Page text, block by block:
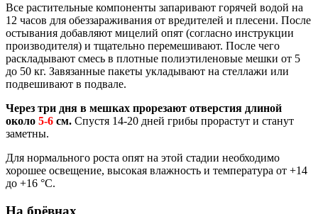
Все растительные компоненты запаривают горячей водой на
12 часов для обеззараживания от вредителей и плесени. После
остывания добавляют мицелий опят (согласно инструкции
производителя) и тщательно перемешивают. После чего
раскладывают смесь в плотные полиэтиленовые мешки от 5
до 50 кг. Завязанные пакеты укладывают на стеллажи или
подвешивают в подвале.
Через три дня в мешках прорезают отверстия длиной
около 5-6 см. Спустя 14-20 дней грибы прорастут и станут
заметны.
Для нормального роста опят на этой стадии необходимо
хорошее освещение, высокая влажность и температура от +14
до +16 °С.
На брёвнах